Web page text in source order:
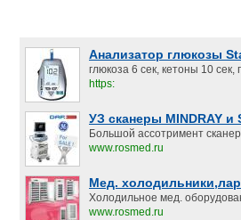
Анализатор глюкозы
глюкоза 6 сек, кетоны 10
https:
УЗ сканеры MINDRAY и
Большой ассотримент
www.rosmed.ru
Мед.
Холодильное мед.
www.rosmed.ru